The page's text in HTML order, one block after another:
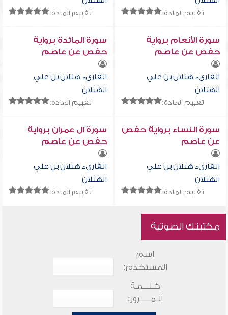
تقييم المادة: تقييم المادة:
سورة الأنعام برواية
حفص عن عاصم
القارىء هتلان بن علي
الهتلان
تقييم المادة:
سورة المائدة برواية
حفص عن عاصم
القارىء هتلان بن علي
الهتلان
تقييم المادة:
سورة النساء برواية حفص
عن عاصم
القارىء هتلان بن علي
الهتلان
تقييم المادة:
سورة آل عمران برواية
حفص عن عاصم
القارىء هتلان بن علي
الهتلان
تقييم المادة:
مكتبتك الصوتية
اسم
المستخدم:
كـلـــمـة
الـمـــــرور: